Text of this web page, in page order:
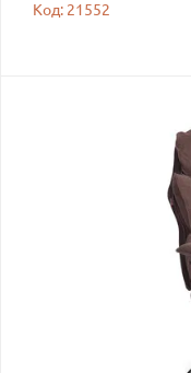
Код: 21552